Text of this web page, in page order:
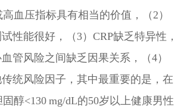
血压指标具有相当的价值，
（2）
试性能很好，（3）CRP缺乏特异性，
管风险之间缺乏因果关系，（4）
统风险因子，其中最重要的是，在
固醇<130 mg/dL的50岁以上健康男性